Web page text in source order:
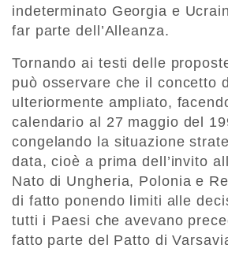
indeterminato Georgia e
far parte dell’Alleanza.
Tornando ai testi delle
può osservare che il concetto
ulteriormente ampliato,
calendario al 27 maggio del
congelando la situazione
data, cioè a prima dell’invito
Nato di Ungheria, Polonia e
di fatto ponendo limiti alle
tutti i Paesi che avevano
fatto parte del Patto di